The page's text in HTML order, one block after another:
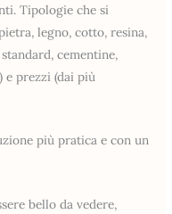
Tipologie che si
legno, cotto, resina,
cementine,
prezzi (dai più
più pratica e con un
bello da vedere,